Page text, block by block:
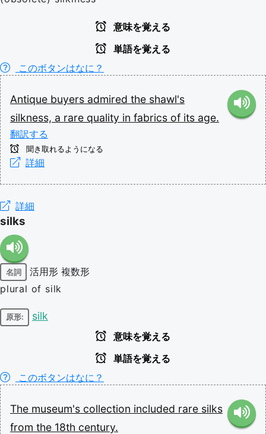
意味を覚える
単語を覚える
このボタンはなに？
Antique buyers admired the shawl's
silkness, a rare quality in fabrics of its age.
翻訳する
聞き取れるようになる
詳細
詳細
silks
名詞 活用形 複数形
plural of silk
原形: silk
意味を覚える
単語を覚える
このボタンはなに？
The museum's collection included rare silks
from the 18th century.